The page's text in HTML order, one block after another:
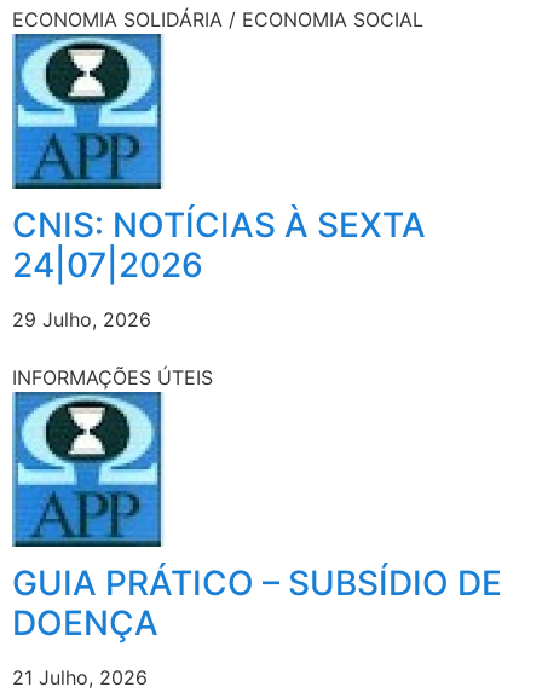
ECONOMIA SOLIDÁRIA / ECONOMIA SOCIAL
CNIS: NOTÍCIAS À SEXTA
24|07|2026
29 Julho, 2026
INFORMAÇÕES ÚTEIS
GUIA PRÁTICO – SUBSÍDIO DE
DOENÇA
21 Julho, 2026